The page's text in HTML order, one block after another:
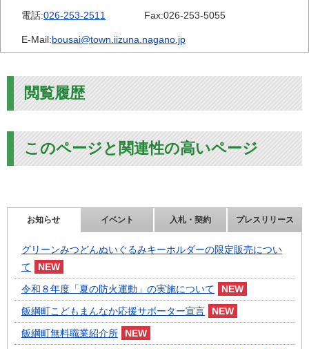
電話:026-253-2511 Fax:026-253-5055
E-Mail:bousai@town.iizuna.nagano.jp
閲覧履歴
このページと関連性の高いページ
お知らせ イベント 入札・契約 プレスリリース
グリーンみつどんぬいぐるみキーホルダーの限定販売につい
て
令和８年度「夏の防火運動」の実施について
飯綱町こどもまんなか応援サポーター宣言
飯綱町無料職業紹介所